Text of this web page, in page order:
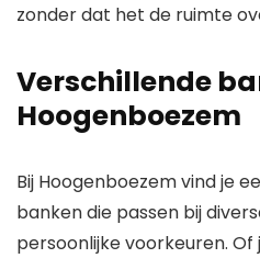
zonder dat het de ruimte
Verschillende
Hoogenboezem
Bij Hoogenboezem vind je
banken die passen bij
persoonlijke voorkeuren.